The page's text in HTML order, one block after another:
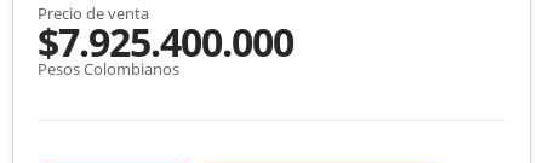
Precio de venta
$7.925.400.000
Pesos Colombianos